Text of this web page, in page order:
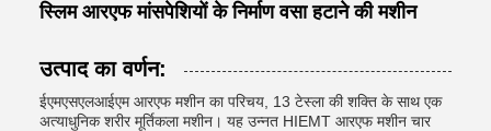
स्लिम आरएफ मांसपेशियों के निर्माण वसा हटाने की मशीन
उत्पाद का वर्णन:
ईएमएसएलआईएम आरएफ मशीन का परिचय, 13 टेस्ला की शक्ति के साथ एक
अत्याधुनिक शरीर मूर्तिकला मशीन। यह उन्नत HIEMT आरएफ मशीन चार